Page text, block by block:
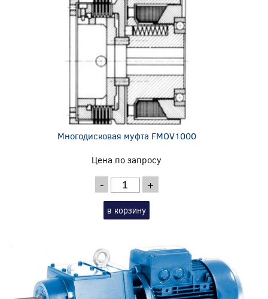
Многодисковая муфта FMOV1000
Цена по запросу
- +
в корзину